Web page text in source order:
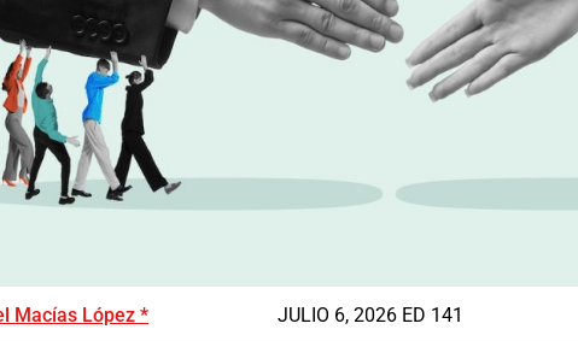
Macías López * JULIO 6, 2026 ED 141